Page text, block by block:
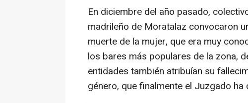
En diciembre del año pasado,
madrileño de Moratalaz convocaron
muerte de la mujer, que era muy
los bares más populares de la zona,
entidades también atribuían su
género, que finalmente el Juzgado ha